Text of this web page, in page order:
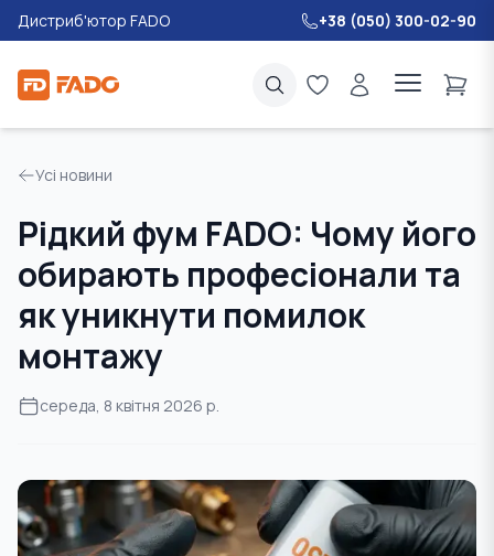
Дистриб'ютор FADO +38 (050) 300-02-90
Усі новини
Рідкий фум FADO: Чому його
обирають професіонали та
як уникнути помилок
монтажу
середа, 8 квітня 2026 р.